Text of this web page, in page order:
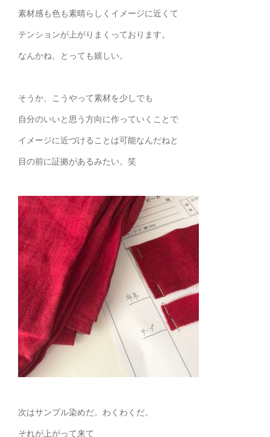
素材感も色も素晴らしくイメージに近くて
テンションが上がりまくっております。
なんかね、とっても嬉しい。
そうか、こうやって素材を少しでも
自分のいいと思う方向に作っていくことで
イメージに近づけることは可能なんだねと
目の前に証拠があるみたい。笑
次はサンプル染めだ。わくわくだ。
それが上がって来て